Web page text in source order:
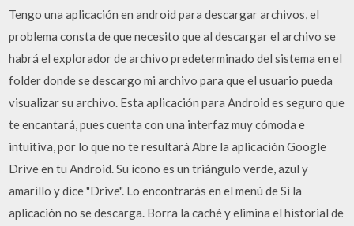
Tengo una aplicación en android para descargar archivos, el
problema consta de que necesito que al descargar el archivo se
habrá el explorador de archivo predeterminado del sistema en el
folder donde se descargo mi archivo para que el usuario pueda
visualizar su archivo. Esta aplicación para Android es seguro que
te encantará, pues cuenta con una interfaz muy cómoda e
intuitiva, por lo que no te resultará Abre la aplicación Google
Drive en tu Android. Su ícono es un triángulo verde, azul y
amarillo y dice "Drive". Lo encontrarás en el menú de Si la
aplicación no se descarga. Borra la caché y elimina el historial de